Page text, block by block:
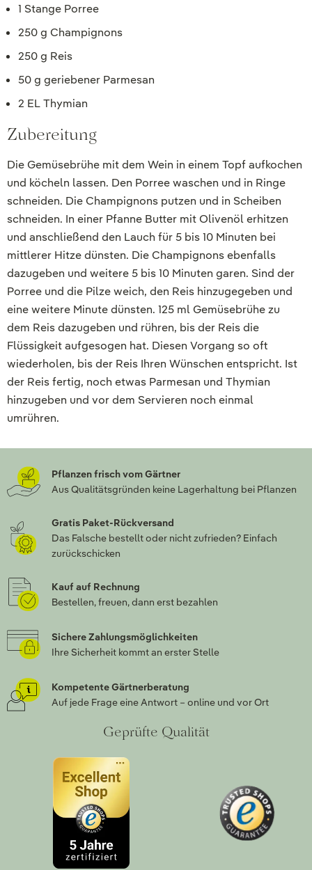
1 Stange Porree
250 g Champignons
250 g Reis
50 g geriebener Parmesan
2 EL Thymian
Zubereitung
Die Gemüsebrühe mit dem Wein in einem Topf aufkochen
und köcheln lassen. Den Porree waschen und in Ringe
schneiden. Die Champignons putzen und in Scheiben
schneiden. In einer Pfanne Butter mit Olivenöl erhitzen
und anschließend den Lauch für 5 bis 10 Minuten bei
mittlerer Hitze dünsten. Die Champignons ebenfalls
dazugeben und weitere 5 bis 10 Minuten garen. Sind der
Porree und die Pilze weich, den Reis hinzugegeben und
eine weitere Minute dünsten. 125 ml Gemüsebrühe zu
dem Reis dazugeben und rühren, bis der Reis die
Flüssigkeit aufgesogen hat. Diesen Vorgang so oft
wiederholen, bis der Reis Ihren Wünschen entspricht. Ist
der Reis fertig, noch etwas Parmesan und Thymian
hinzugeben und vor dem Servieren noch einmal
umrühren.
Pflanzen frisch vom Gärtner
Aus Qualitätsgründen keine Lagerhaltung bei Pflanzen
Gratis Paket-Rückversand
Das Falsche bestellt oder nicht zufrieden? Einfach
zurückschicken
Kauf auf Rechnung
Bestellen, freuen, dann erst bezahlen
Sichere Zahlungsmöglichkeiten
Ihre Sicherheit kommt an erster Stelle
Kompetente Gärtnerberatung
Auf jede Frage eine Antwort – online und vor Ort
Geprüfte Qualität